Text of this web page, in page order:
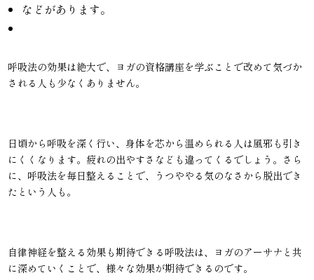
などがあります。
呼吸法の効果は絶大で、ヨガの資格講座を学ぶことで改めて気づか
される人も少なくありません。
日頃から呼吸を深く行い、身体を芯から温められる人は風邪も引き
にくくなります。疲れの出やすさなども違ってくるでしょう。さら
に、呼吸法を毎日整えることで、うつややる気のなさから脱出でき
たという人も。
自律神経を整える効果も期待できる呼吸法は、ヨガのアーサナと共
に深めていくことで、様々な効果が期待できるのです。